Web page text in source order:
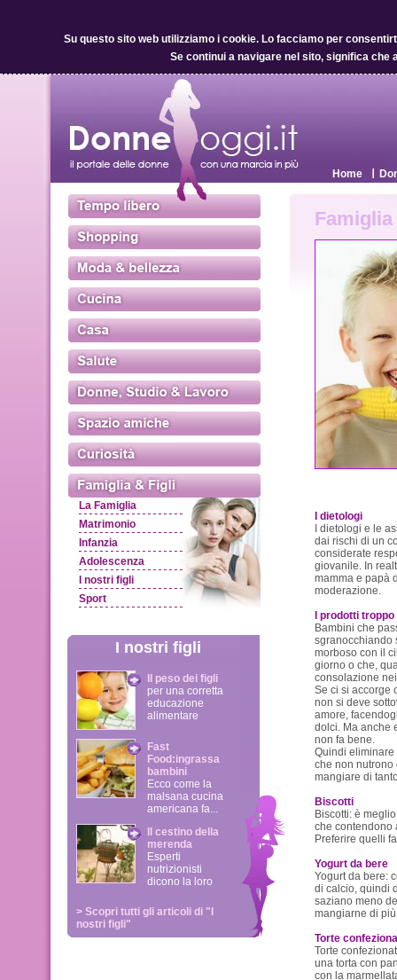
Su questo sito web utilizziamo i cookie.Lo facciamo per
Se continui a navigare nel sito, significa che
Home
La Famiglia
Matrimonio
Infanzia
Adolescenza
I nostri figli
Sport
I nostri figli
Il peso dei figli
per una corretta
educazione
alimentare
Fast
Food:ingrassa
bambini
Ecco come la
malsana cucina
americana fa...
Il cestino della
merenda
Esperti
nutrizionisti
dicono la loro
> Scopri tutti gli articoli di "I
nostri figli"
I dietologi
I dietologi e le
dai rischi di un
considerate
giovanile. In
mamma e papà
moderazione.
I prodotti
Bambini che
sgranocchiando
morboso con il
giorno o che,
consolazione
Se ci si accorge
non si deve
amore,
dolci. Ma anche
non fa bene.
Quindi eliminare
che non nutrono
mangiare di
Biscotti
Biscotti: è
che contendono
Preferire quelli
Yogurt da bere
Yogurt da bere:
di calcio, quindi
saziano meno
mangiarne di
Torte
Torte
una torta con
con la